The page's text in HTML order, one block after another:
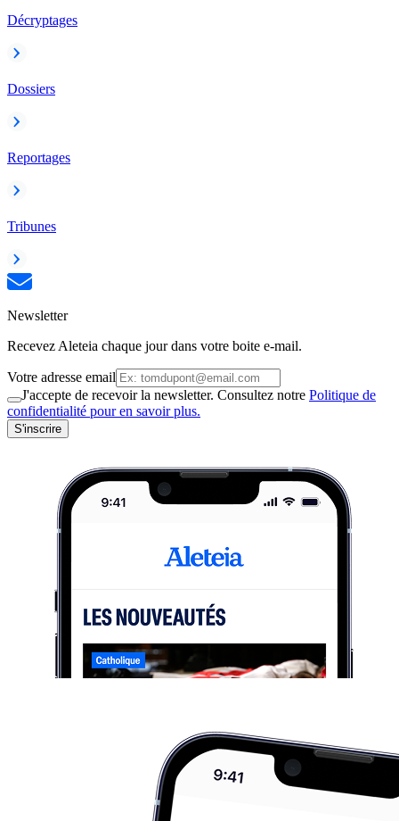
Décryptages
Dossiers
Reportages
Tribunes
Newsletter
Recevez Aleteia chaque jour dans votre boite e-mail.
Votre adresse email
J'accepte de recevoir la newsletter. Consultez notre Politique de
confidentialité pour en savoir plus.
S'inscrire